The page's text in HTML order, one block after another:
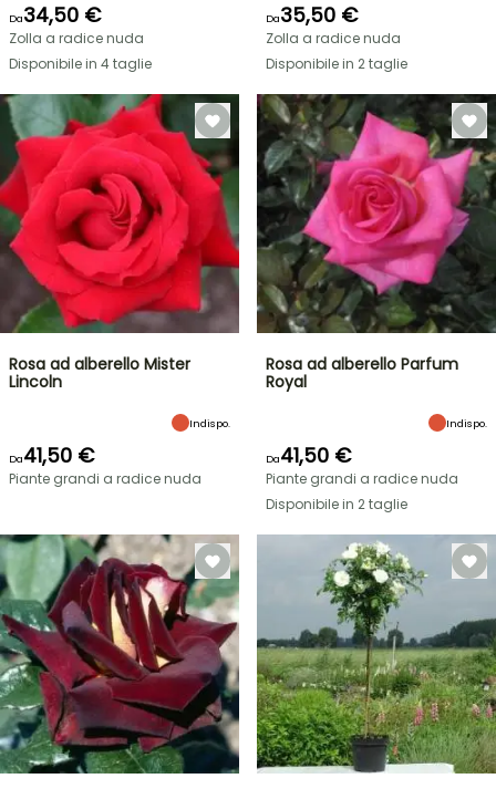
Da34,50 €
Zolla a radice nuda
Disponibile in 4 taglie
Da35,50 €
Zolla a radice nuda
Disponibile in 2 taglie
Rosa ad alberello Mister
Lincoln
Indispo.
Da41,50 €
Piante grandi a radice nuda
Rosa ad alberello Parfum
Royal
Indispo.
Da41,50 €
Piante grandi a radice nuda
Disponibile in 2 taglie